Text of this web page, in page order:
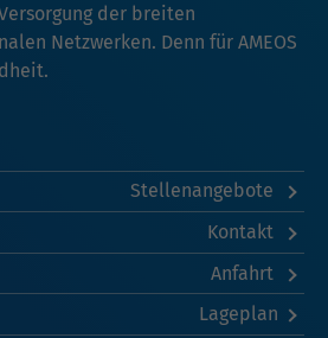
der breiten
Netzwerken. Denn für AMEOS
Stellenangebote
Kontakt
Anfahrt
Lageplan